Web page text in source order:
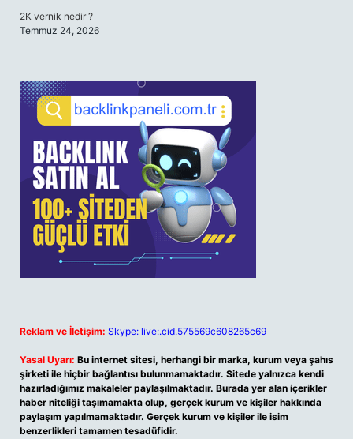
2K vernik nedir ?
Temmuz 24, 2026
Reklam ve İletişim: Skype: live:.cid.575569c608265c69
Yasal Uyarı: Bu internet sitesi, herhangi bir marka, kurum veya şahıs
şirketi ile hiçbir bağlantısı bulunmamaktadır. Sitede yalnızca kendi
hazırladığımız makaleler paylaşılmaktadır. Burada yer alan içerikler
haber niteliği taşımamakta olup, gerçek kurum ve kişiler hakkında
paylaşım yapılmamaktadır. Gerçek kurum ve kişiler ile isim
benzerlikleri tamamen tesadüfidir.